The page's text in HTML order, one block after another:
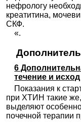
нефрологу
креатитина,
СКФ.
«.
6
течение и
Показания к
при ХТИН такие
выделяют
почечной терапии